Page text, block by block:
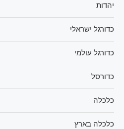
יהדות
כדורגל ישראלי
כדורגל עולמי
כדורסל
כלכלה
כלכלה בארץ